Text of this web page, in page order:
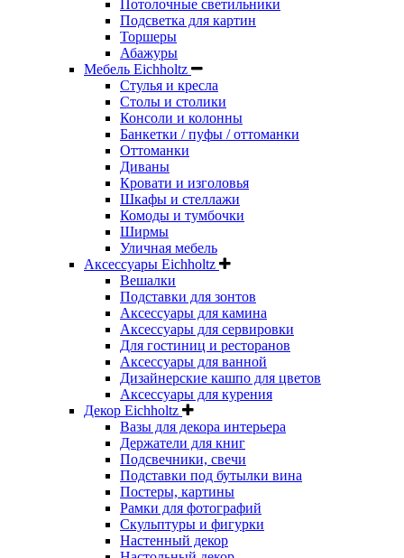
Потолочные светильники
Подсветка для картин
Торшеры
Абажуры
Мебель Eichholtz
Стулья и кресла
Столы и столики
Консоли и колонны
Банкетки / пуфы / оттоманки
Оттоманки
Диваны
Кровати и изголовья
Шкафы и стеллажи
Комоды и тумбочки
Ширмы
Уличная мебель
Аксессуары Eichholtz
Вешалки
Подставки для зонтов
Аксессуары для камина
Аксессуары для сервировки
Для гостиниц и ресторанов
Аксессуары для ванной
Дизайнерские кашпо для цветов
Аксессуары для курения
Декор Eichholtz
Вазы для декора интерьера
Держатели для книг
Подсвечники, свечи
Подставки под бутылки вина
Постеры, картины
Рамки для фотографий
Скульптуры и фигурки
Настенный декор